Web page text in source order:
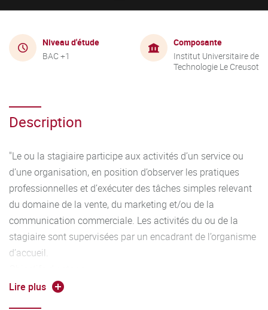
Niveau d'étude
BAC +1
Composante
Institut Universitaire de
Technologie Le Creusot
Description
"Le ou la stagiaire participe aux activités d’un service ou
d’une organisation, en position d’observer les pratiques
professionnelles et d’exécuter des tâches simples relevant
du domaine de la vente, du marketing et/ou de la
communication commerciale. Les activités du ou de la
stagiaire sont supervisées par un encadrant de l’organisme
d’accueil.
– Découvrir l’entreprise ou l’organisation dans ses aspects
Lire plus